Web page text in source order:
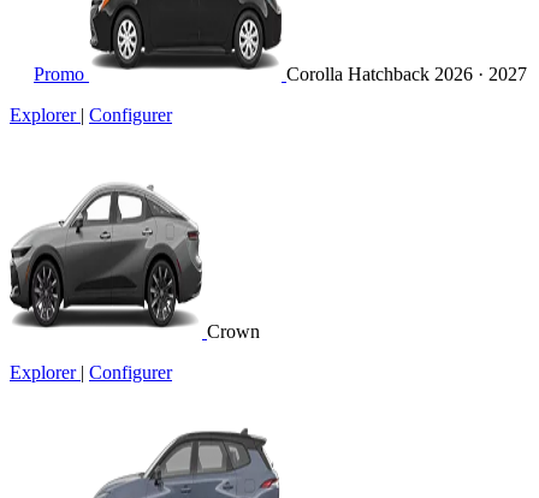
Promo Corolla Hatchback 2026 · 2027
Explorer | Configurer
Crown
Explorer | Configurer